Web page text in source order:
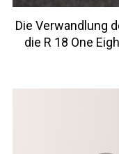
Die Verwandlung
die R 18 One